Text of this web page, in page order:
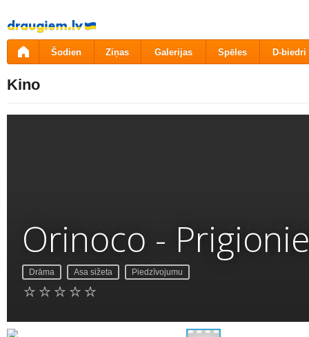
Pāriet
uz
saturu
Šodien Ziņas Galerijas Spēles D-biedri
Kino
Orinoco -
Drāma Asa sižeta Piedzīvojumu